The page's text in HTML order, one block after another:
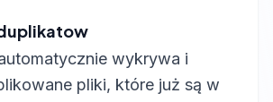
wykrywa i
pliki, które już są w